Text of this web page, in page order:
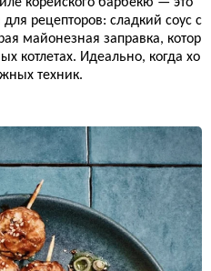
корейского барбекю — это
рецепторов: сладкий соус с
майонезная заправка, котор
котлетах. Идеально, когда хо
техник.